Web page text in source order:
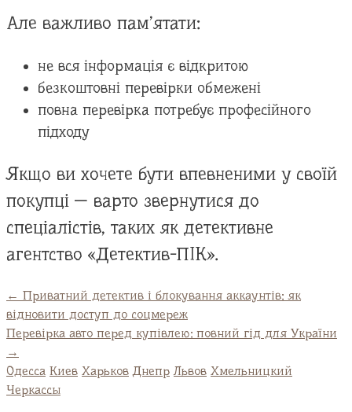
Але важливо пам’ятати:
не вся інформація є відкритою
безкоштовні перевірки обмежені
повна перевірка потребує професійного
підходу
Якщо ви хочете бути впевненими у своїй
покупці — варто звернутися до
спеціалістів, таких як детективне
агентство «Детектив-ПІК».
← Приватний детектив і блокування аккаунтів: як
відновити доступ до соцмереж
Перевірка авто перед купівлею: повний гід для України
→
Одесса Киев Харьков Днепр Львов Хмельницкий
Черкассы